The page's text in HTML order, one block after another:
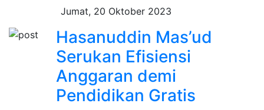
Jumat, 20 Oktober 2023
Hasanuddin Mas’ud
Serukan Efisiensi
Anggaran demi
Pendidikan Gratis